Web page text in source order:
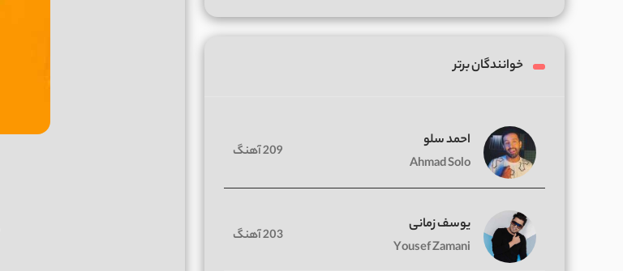
خوانندگان برتر
احمد سلو
Ahmad Solo
209 آهنگ
یوسف زمانی
Yousef Zamani
203 آهنگ